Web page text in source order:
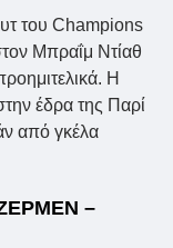
του Champions
Μπραΐμ Ντίαθ
Η
έδρα της Παρί
από γκέλα
–